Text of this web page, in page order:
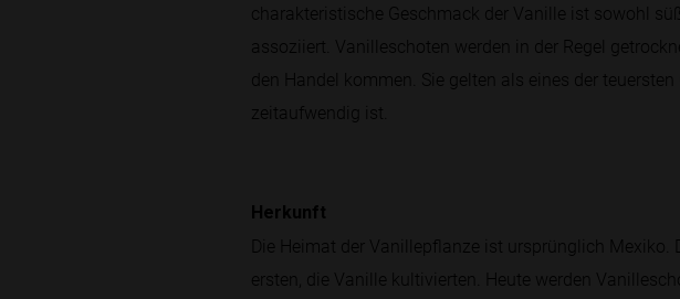
charakteristische Geschmack der Vanille ist sowohl
assoziiert. Vanilleschoten werden in der Regel
den Handel kommen. Sie gelten als eines der
zeitaufwendig ist.
Herkunft
Die Heimat der Vanillepflanze ist ursprünglich Mexiko.
ersten, die Vanille kultivierten. Heute werden